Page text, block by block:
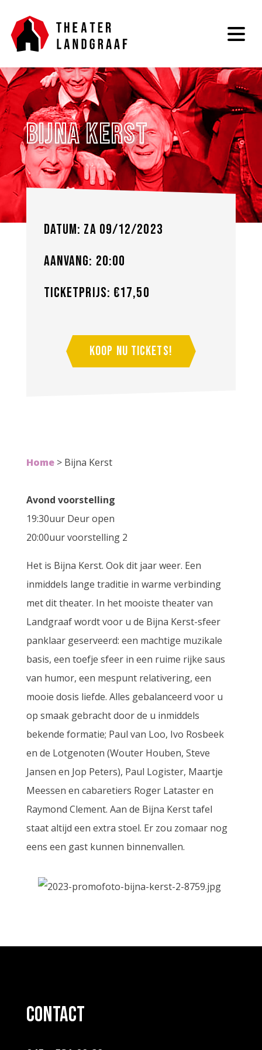
Bijna Kerst
Datum: za 09/12/2023
Aanvang: 20:00
Ticketprijs: €17,50
Koop nu tickets!
Home> Bijna Kerst
Avond voorstelling
19:30uur Deur open
20:00uur voorstelling 2
Het is Bijna Kerst. Ook dit jaar weer. Een
inmiddels lange traditie in warme verbinding
met dit theater. In het mooiste theater van
Landgraaf wordt voor u de Bijna Kerst-sfeer
panklaar geserveerd: een machtige muzikale
basis, een toefje sfeer in een ruime rijke saus
van humor, een mespunt relativering, een
mooie dosis liefde. Alles gebalanceerd voor u
op smaak gebracht door de u inmiddels
bekende formatie; Paul van Loo, Ivo Rosbeek
en de Lotgenoten (Wouter Houben, Steve
Jansen en Jop Peters), Paul Logister, Maartje
Meessen en cabaretiers Roger Lataster en
Raymond Clement. Aan de Bijna Kerst tafel
staat altijd een extra stoel. Er zou zomaar nog
eens een gast kunnen binnenvallen.
contact